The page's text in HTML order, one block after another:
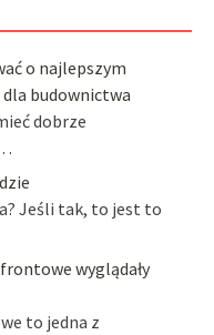
o najlepszym
budownictwa
dobrze
Jeśli tak, to jest to
wyglądały
to jedna z